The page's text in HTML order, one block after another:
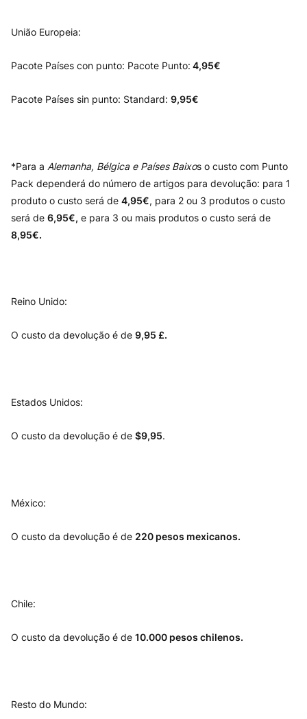
União Europeia:
Pacote Países con punto: Pacote Punto: 4,95€
Pacote Países sin punto: Standard: 9,95€
*Para a Alemanha, Bélgica e Países Baixos o custo com Punto
Pack dependerá do número de artigos para devolução: para 1
produto o custo será de 4,95€, para 2 ou 3 produtos o custo
será de 6,95€, e para 3 ou mais produtos o custo será de
8,95€.
Reino Unido:
O custo da devolução é de 9,95 £.
Estados Unidos:
O custo da devolução é de $9,95.
México:
O custo da devolução é de 220 pesos mexicanos.
Chile:
O custo da devolução é de 10.000 pesos chilenos.
Resto do Mundo: